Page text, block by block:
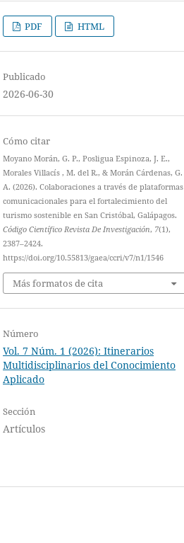
PDF HTML
Publicado
2026-06-30
Cómo citar
Moyano Morán, G. P., Posligua Espinoza, J. E.,
Morales Villacís , M. del R., & Morán Cárdenas, G.
A. (2026). Colaboraciones a través de plataformas
comunicacionales para el fortalecimiento del
turismo sostenible en San Cristóbal, Galápagos.
Código Científico Revista De Investigación, 7(1),
2387–2424.
https://doi.org/10.55813/gaea/ccri/v7/n1/1546
Más formatos de cita
Número
Vol. 7 Núm. 1 (2026): Itinerarios
Multidisciplinarios del Conocimiento
Aplicado
Sección
Artículos